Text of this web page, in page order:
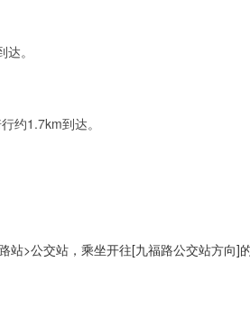
。
约1.7km到达。
>公交站，乘坐开往[九福路公交站方向]